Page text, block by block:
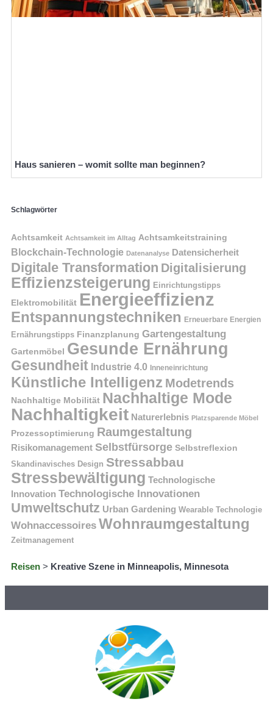
Haus sanieren – womit sollte man beginnen?
Schlagwörter
Achtsamkeit Achtsamkeit im Alltag Achtsamkeitstraining
Blockchain-Technologie Datenanalyse Datensicherheit
Digitale Transformation Digitalisierung
Effizienzsteigerung Einrichtungstipps
Elektromobilität Energieeffizienz
Entspannungstechniken Erneuerbare Energien
Ernährungstipps Finanzplanung Gartengestaltung
Gartenmöbel Gesunde Ernährung
Gesundheit Industrie 4.0 Inneneinrichtung
Künstliche Intelligenz Modetrends
Nachhaltige Mobilität Nachhaltige Mode
Nachhaltigkeit Naturerlebnis Platzsparende Möbel
Prozessoptimierung Raumgestaltung
Risikomanagement Selbstfürsorge Selbstreflexion
Skandinavisches Design Stressabbau
Stressbewältigung Technologische
Innovation Technologische Innovationen
Umweltschutz Urban Gardening Wearable Technologie
Wohnaccessoires Wohnraumgestaltung
Zeitmanagement
Reisen > Kreative Szene in Minneapolis, Minnesota